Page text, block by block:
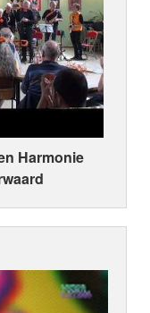
Harmonie